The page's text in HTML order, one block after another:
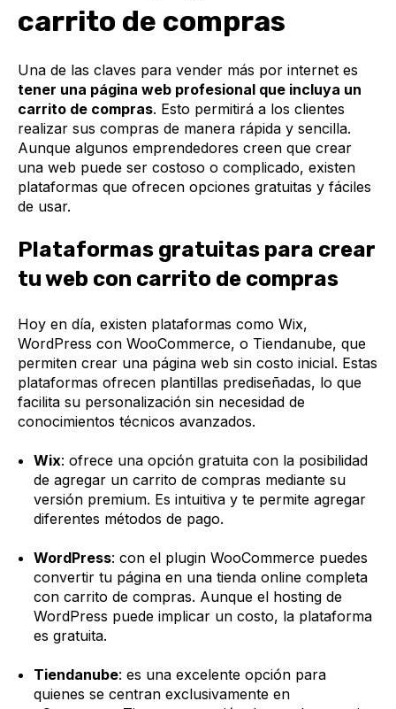
carrito de compras
Una de las claves para vender más por internet es
tener una página web profesional que incluya un
carrito de compras. Esto permitirá a los clientes
realizar sus compras de manera rápida y sencilla.
Aunque algunos emprendedores creen que crear
una web puede ser costoso o complicado, existen
plataformas que ofrecen opciones gratuitas y fáciles
de usar.
Plataformas gratuitas para crear
tu web con carrito de compras
Hoy en día, existen plataformas como Wix,
WordPress con WooCommerce, o Tiendanube, que
permiten crear una página web sin costo inicial. Estas
plataformas ofrecen plantillas prediseñadas, lo que
facilita su personalización sin necesidad de
conocimientos técnicos avanzados.
Wix: ofrece una opción gratuita con la posibilidad
de agregar un carrito de compras mediante su
versión premium. Es intuitiva y te permite agregar
diferentes métodos de pago.
WordPress: con el plugin WooCommerce puedes
convertir tu página en una tienda online completa
con carrito de compras. Aunque el hosting de
WordPress puede implicar un costo, la plataforma
es gratuita.
Tiendanube: es una excelente opción para
quienes se centran exclusivamente en